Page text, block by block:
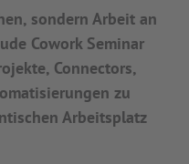
sondern Arbeit an
Cowork Seminar
Connectors,
zu
Arbeitsplatz